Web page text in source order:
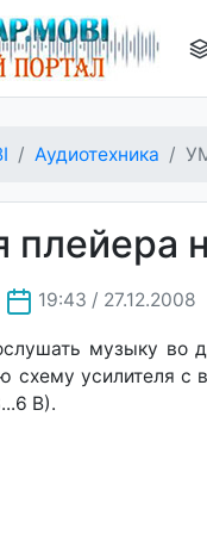
Аудиотехника
19:43 / 27.12.2008
музыку во
схему усилителя с
В).